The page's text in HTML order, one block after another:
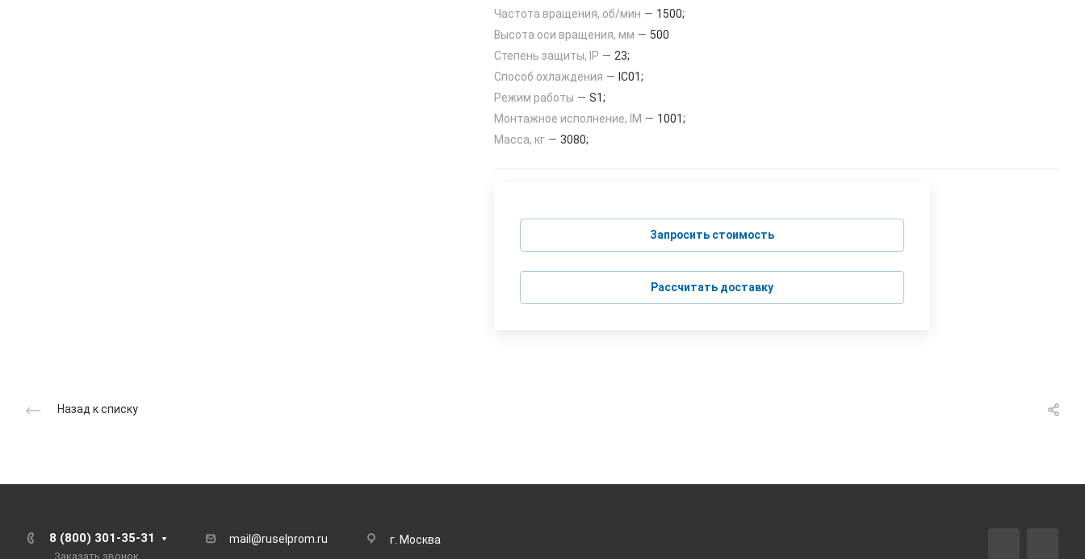
Частота вращения, об/мин — 1500;
Высота оси вращения, мм — 500
Степень защиты, IP — 23;
Способ охлаждения — IC01;
Режим работы — S1;
Монтажное исполнение, IM — 1001;
Масса, кг — 3080;
Запросить стоимость
Рассчитать доставку
Назад к списку
8 (800) 301-35-31
Заказать звонок
mail@ruselprom.ru г. Москва